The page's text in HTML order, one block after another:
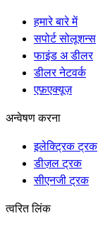
हमारे बारे में
सपोर्ट सोलूशन्स
फाइंड अ डीलर
डीलर नेटवर्क
एफ़एक्यूज़
अन्वेषण करना
इलेक्ट्रिक ट्रक
डीज़ल ट्रक
सीएनजी ट्रक
त्वरित लिंक